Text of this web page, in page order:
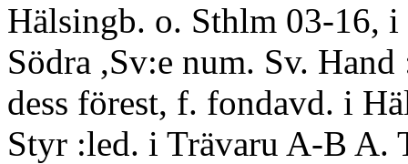
Hälsingb. o. Sthlm 03-16,
Södra ,Sv:e num. Sv.
dess förest, f. fondavd. i
Styr :led. i Trävaru A-B A.